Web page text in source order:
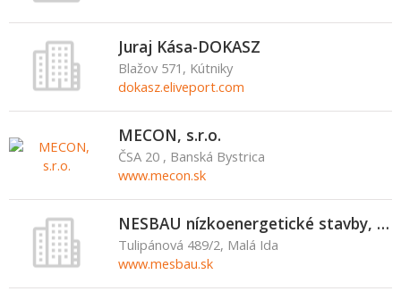
Juraj Kása-DOKASZ
Blažov 571, Kútniky
dokasz.eliveport.com
MECON, s.r.o.
ČSA 20 , Banská Bystrica
www.mecon.sk
NESBAU nízkoenergetické stavby, s.r.o.
Tulipánová 489/2, Malá Ida
www.mesbau.sk